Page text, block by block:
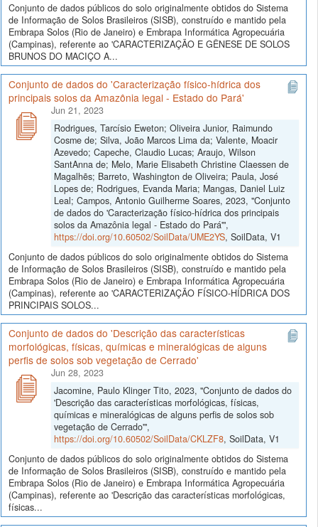
Conjunto de dados públicos do solo originalmente obtidos do Sistema
de Informação de Solos Brasileiros (SISB), construído e mantido pela
Embrapa Solos (Rio de Janeiro) e Embrapa Informática Agropecuária
(Campinas), referente ao 'CARACTERIZAÇÃO E GÊNESE DE SOLOS
BRUNOS DO MACIÇO A...
Conjunto de dados do 'Caracterização físico-hídrica dos
principais solos da Amazônia legal - Estado do Pará'
Jun 21, 2023
Rodrigues, Tarcísio Eweton; Oliveira Junior, Raimundo
Cosme de; Silva, João Marcos Lima da; Valente, Moacir
Azevedo; Capeche, Claudio Lucas; Araujo, Wilson
SantAnna de; Melo, Marie Elisabeth Christine Claessen de
Magalhẽs; Barreto, Washington de Oliveira; Paula, José
Lopes de; Rodrigues, Evanda Maria; Mangas, Daniel Luiz
Leal; Campos, Antonio Guilherme Soares, 2023, "Conjunto
de dados do 'Caracterização físico-hídrica dos principais
solos da Amazônia legal - Estado do Pará'",
https://doi.org/10.60502/SoilData/UME2YS, SoilData, V1
Conjunto de dados públicos do solo originalmente obtidos do Sistema
de Informação de Solos Brasileiros (SISB), construído e mantido pela
Embrapa Solos (Rio de Janeiro) e Embrapa Informática Agropecuária
(Campinas), referente ao 'CARACTERIZAÇÃO FÍSICO-HÍDRICA DOS
PRINCIPAIS SOLOS...
Conjunto de dados do 'Descrição das características
morfológicas, físicas, químicas e mineralógicas de alguns
perfis de solos sob vegetação de Cerrado'
Jun 28, 2023
Jacomine, Paulo Klinger Tito, 2023, "Conjunto de dados do
'Descrição das características morfológicas, físicas,
químicas e mineralógicas de alguns perfis de solos sob
vegetação de Cerrado'",
https://doi.org/10.60502/SoilData/CKLZF8, SoilData, V1
Conjunto de dados públicos do solo originalmente obtidos do Sistema
de Informação de Solos Brasileiros (SISB), construído e mantido pela
Embrapa Solos (Rio de Janeiro) e Embrapa Informática Agropecuária
(Campinas), referente ao 'Descrição das características morfológicas,
físicas...